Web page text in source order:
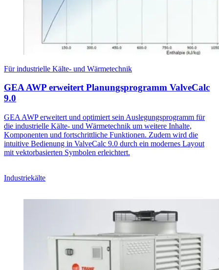
Für industrielle Kälte- und Wärmetechnik
GEA AWP erweitert Planungsprogramm ValveCalc
9.0
GEA AWP erweitert und optimiert sein Auslegungsprogramm für
die industrielle Kälte- und Wärmetechnik um weitere Inhalte,
Komponenten und fortschrittliche Funktionen. Zudem wird die
intuitive Bedienung in ValveCalc 9.0 durch ein modernes Layout
mit vektorbasierten Symbolen erleichtert.
Industriekälte